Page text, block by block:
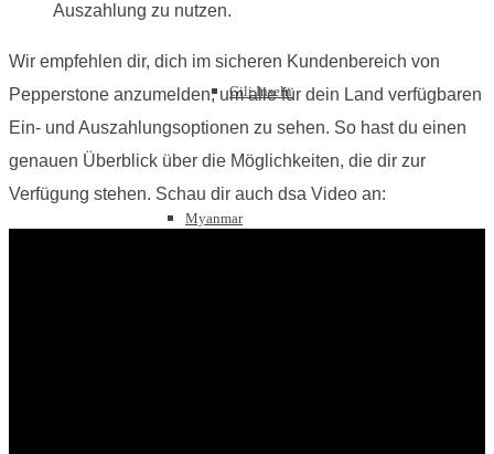
Gili Inseln
Myanmar
Auszahlung zu nutzen.
Wir empfehlen dir, dich im sicheren Kundenbereich von
Pepperstone anzumelden, um alle für dein Land verfügbaren
Ein- und Auszahlungsoptionen zu sehen. So hast du einen
genauen Überblick über die Möglichkeiten, die dir zur
Verfügung stehen. Schau dir auch dsa Video an: